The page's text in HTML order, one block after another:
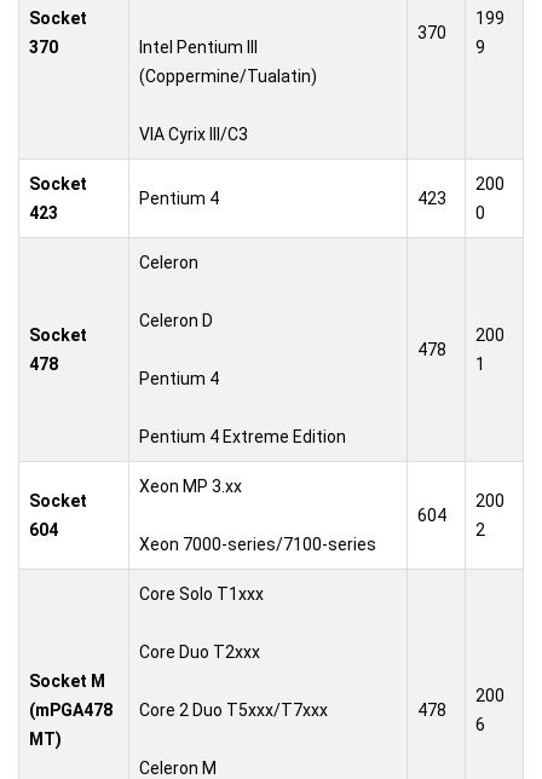
Socket
370
Intel Pentium III
(Coppermine/Tualatin)
VIA Cyrix III/C3
370
199
9
Socket
423
Pentium 4 423
200
0
Socket
478
Celeron
Celeron D
Pentium 4
Pentium 4 Extreme Edition
478
200
1
Socket
604
Xeon MP 3.xx
Xeon 7000-series/7100-series
604
200
2
Socket M
(mPGA478
MT)
Core Solo T1xxx
Core Duo T2xxx
Core 2 Duo T5xxx/T7xxx
Celeron M
478
200
6